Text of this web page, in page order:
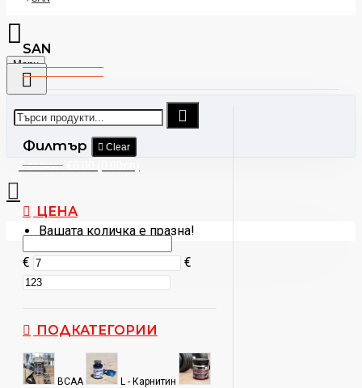
Menu
0 стоки - €0.00 (0.00лв)
Вашата количка е празна!
SAN
Филтър Clear
ЦЕНА
€ €
ПОДКАТЕГОРИИ
BCAA L - Карнитин